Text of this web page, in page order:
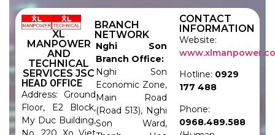
XL
MANPOWER
AND
TECHNICAL
SERVICES JSC
HEAD OFFICE
Address: Ground
Floor, E2 Block,
My Duc Building,
BRANCH
NETWORK
Nghi Son
Branch Office:
Nghi Son
Economic Zone,
Main Road
(Road 513), Nghi
Son Ward,
CONTACT
INFORMATION
Website:
Hotline: 0929
177 488
Phone:
0968.489.588